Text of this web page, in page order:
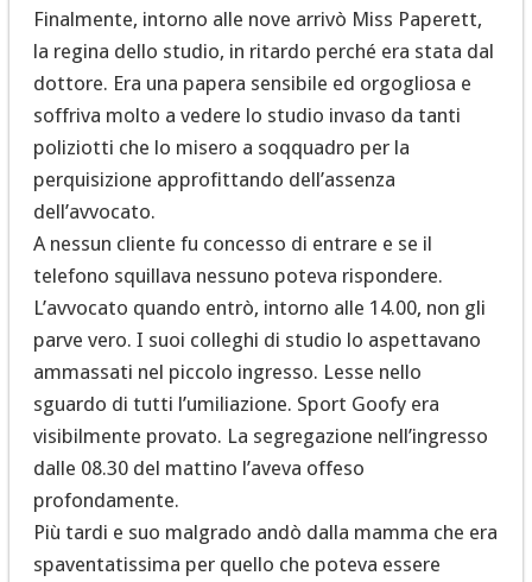
Finalmente, intorno alle nove arrivò Miss Paperett,
la regina dello studio, in ritardo perché era stata dal
dottore. Era una papera sensibile ed orgogliosa e
soffriva molto a vedere lo studio invaso da tanti
poliziotti che lo misero a soqquadro per la
perquisizione approfittando dell’assenza
dell’avvocato.
A nessun cliente fu concesso di entrare e se il
telefono squillava nessuno poteva rispondere.
L’avvocato quando entrò, intorno alle 14.00, non gli
parve vero. I suoi colleghi di studio lo aspettavano
ammassati nel piccolo ingresso. Lesse nello
sguardo di tutti l’umiliazione. Sport Goofy era
visibilmente provato. La segregazione nell’ingresso
dalle 08.30 del mattino l’aveva offeso
profondamente.
Più tardi e suo malgrado andò dalla mamma che era
spaventatissima per quello che poteva essere